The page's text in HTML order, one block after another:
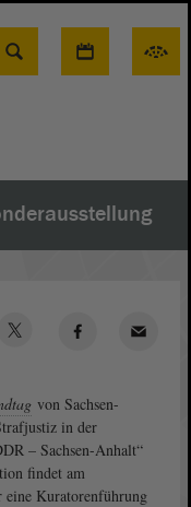
Suche
von Sachsen-
in der
– Sachsen-Anhalt“
findet am
eine Kuratorenführung